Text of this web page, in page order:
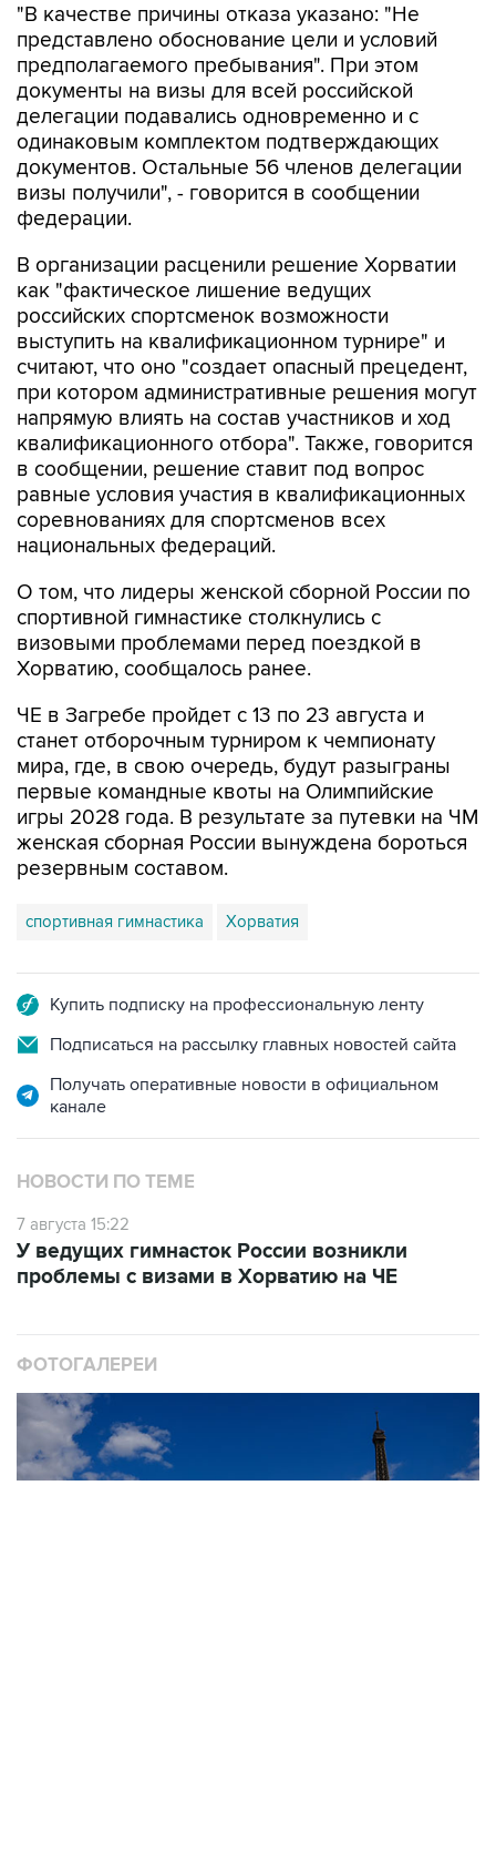
"В качестве причины отказа указано: "Не
представлено обоснование цели и условий
предполагаемого пребывания". При этом
документы на визы для всей российской
делегации подавались одновременно и с
одинаковым комплектом подтверждающих
документов. Остальные 56 членов делегации
визы получили", - говорится в сообщении
федерации.
В организации расценили решение Хорватии
как "фактическое лишение ведущих
российских спортсменок возможности
выступить на квалификационном турнире" и
считают, что оно "создает опасный прецедент,
при котором административные решения могут
напрямую влиять на состав участников и ход
квалификационного отбора". Также, говорится
в сообщении, решение ставит под вопрос
равные условия участия в квалификационных
соревнованиях для спортсменов всех
национальных федераций.
О том, что лидеры женской сборной России по
спортивной гимнастике столкнулись с
визовыми проблемами перед поездкой в
Хорватию, сообщалось ранее.
ЧЕ в Загребе пройдет с 13 по 23 августа и
станет отборочным турниром к чемпионату
мира, где, в свою очередь, будут разыграны
первые командные квоты на Олимпийские
игры 2028 года. В результате за путевки на ЧМ
женская сборная России вынуждена бороться
резервным составом.
спортивная гимнастика Хорватия
Купить подписку на профессиональную ленту
Подписаться на рассылку главных новостей сайта
Получать оперативные новости в официальном
канале
НОВОСТИ ПО ТЕМЕ
7 августа 15:22
У ведущих гимнасток России возникли
проблемы с визами в Хорватию на ЧЕ
ФОТОГАЛЕРЕИ